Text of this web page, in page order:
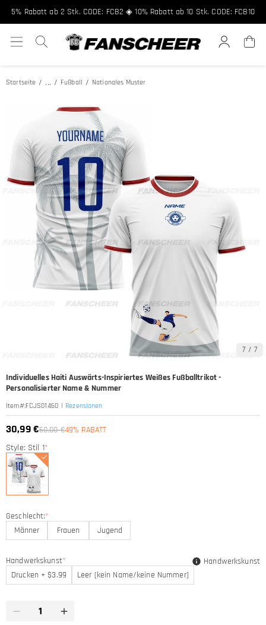
FCNEW8
5% Rabatt ab 2 Stk. CODE: FCB2 ◈ 10% Rabatt ab 10 Stk. CODE: FCB10
Startseite ... Fußball Nationales Muster
7 / 7
Individuelles Haiti Auswärts-Inspiriertes Weißes Fußballtrikot -
Personalisierter Name & Nummer
Item#:FCJS01460 | Rezensionen
30,99 €60,00 €49% RABATT
Style: Stil 1*
Geschlecht:*
Männer
Frauen Jugend
Handwerkskunst*
Drucken + $3.99
Leer (kein Name/keine Nummer)
Handwerkskunst